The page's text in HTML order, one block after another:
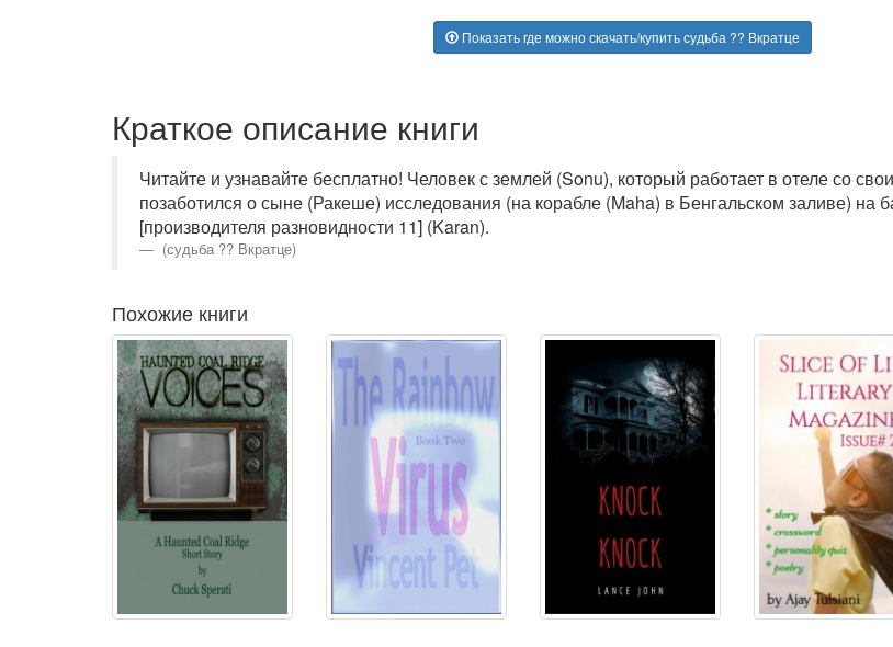
Показать где можно скачать/купить судьба ?? Вкратце
Краткое описание книги
Читайте и узнавайте бесплатно! Человек с землей (Sonu), который работает в отеле со
позаботился о сыне (Ракеше) исследования (на корабле (Maha) в Бенгальском заливе) на
[производителя разновидности 11] (Karan).
(судьба ?? Вкратце)
Похожие книги